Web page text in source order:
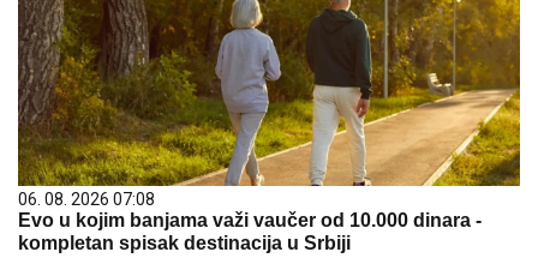
06. 08. 2026 07:08
Evo u kojim banjama važi vaučer od 10.000 dinara -
kompletan spisak destinacija u Srbiji